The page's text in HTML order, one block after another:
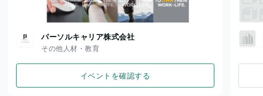
パーソルキャリア株式会社
その他人材・教育
イベントを確認する